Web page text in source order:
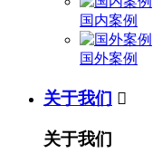
国内案例
国外案例
关于我们 
关于我们